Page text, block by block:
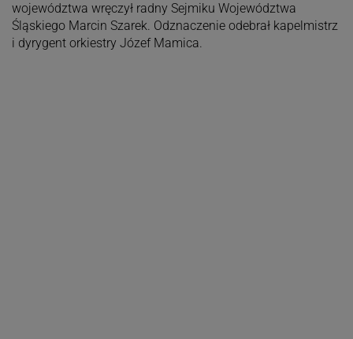
województwa wręczył radny Sejmiku Województwa
Śląskiego Marcin Szarek. Odznaczenie odebrał kapelmistrz
i dyrygent orkiestry Józef Mamica.